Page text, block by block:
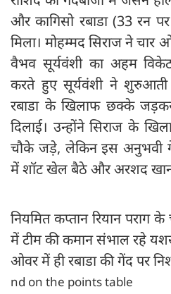
और कागिसो रबाडा (33 रन
मिला। मोहम्मद सिराज ने
वैभव सूर्यवंशी का अहम विकेट
करते हुए सूर्यवंशी ने
रबाडा के खिलाफ छक्के
दिलाई। उन्होंने सिराज के
चौके जड़े, लेकिन इस अनुभवी
में शॉट खेल बैठे और अरशद
नियमित कप्तान रियान पराग
में टीम की कमान संभाल रहे
ओवर में ही रबाडा की गेंद पर
nd on the points table